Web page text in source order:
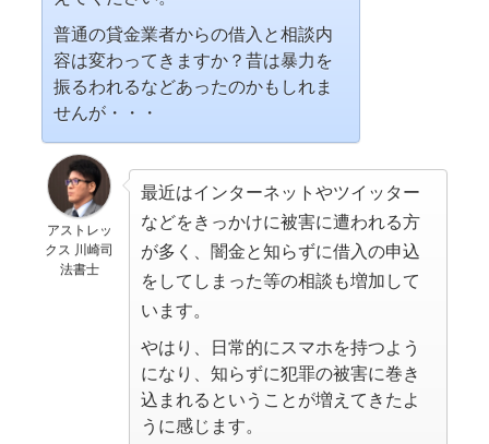
普通の貸金業者からの借入と相談内
容は変わってきますか？昔は暴力を
振るわれるなどあったのかもしれま
せんが・・・
アストレッ
クス 川崎司
法書士
最近はインターネットやツイッター
などをきっかけに被害に遭われる方
が多く、闇金と知らずに借入の申込
をしてしまった等の相談も増加して
います。
やはり、日常的にスマホを持つよう
になり、知らずに犯罪の被害に巻き
込まれるということが増えてきたよ
うに感じます。